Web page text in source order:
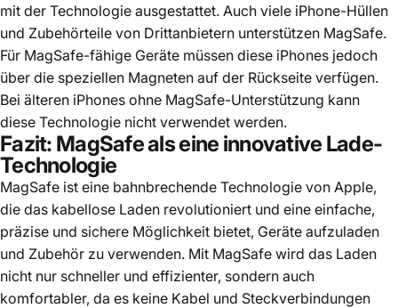
mit der Technologie ausgestattet. Auch viele iPhone-Hüllen
und Zubehörteile von Drittanbietern unterstützen MagSafe.
Für MagSafe-fähige Geräte müssen diese iPhones jedoch
über die speziellen Magneten auf der Rückseite verfügen.
Bei älteren iPhones ohne MagSafe-Unterstützung kann
diese Technologie nicht verwendet werden.
Fazit: MagSafe als eine innovative Lade-
Technologie
MagSafe ist eine bahnbrechende Technologie von Apple,
die das kabellose Laden revolutioniert und eine einfache,
präzise und sichere Möglichkeit bietet, Geräte aufzuladen
und Zubehör zu verwenden. Mit MagSafe wird das Laden
nicht nur schneller und effizienter, sondern auch
komfortabler, da es keine Kabel und Steckverbindungen